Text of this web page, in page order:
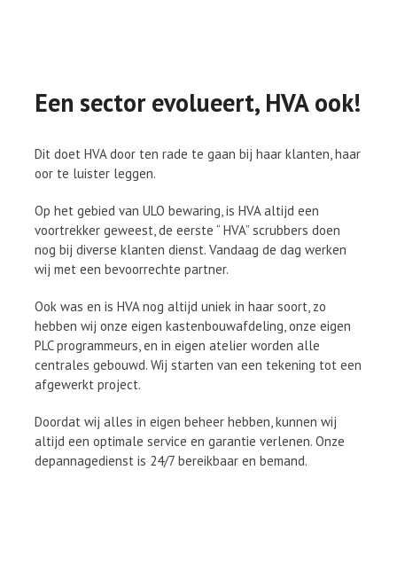
Een sector evolueert, HVA ook!
Dit doet HVA door ten rade te gaan bij haar klanten, haar
oor te luister leggen.
Op het gebied van ULO bewaring, is HVA altijd een
voortrekker geweest, de eerste “ HVA” scrubbers doen
nog bij diverse klanten dienst. Vandaag de dag werken
wij met een bevoorrechte partner.
Ook was en is HVA nog altijd uniek in haar soort, zo
hebben wij onze eigen kastenbouwafdeling, onze eigen
PLC programmeurs, en in eigen atelier worden alle
centrales gebouwd. Wij starten van een tekening tot een
afgewerkt project.
Doordat wij alles in eigen beheer hebben, kunnen wij
altijd een optimale service en garantie verlenen. Onze
depannagedienst is 24/7 bereikbaar en bemand.